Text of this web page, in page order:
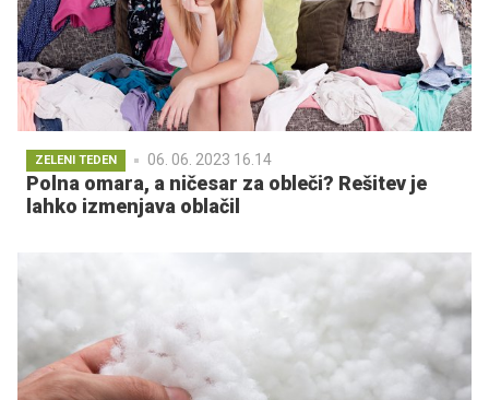
ZELENI TEDEN 06. 06. 2023 16.14
Polna omara, a ničesar za obleči? Rešitev je
lahko izmenjava oblačil